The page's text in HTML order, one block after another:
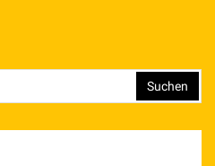
Suchen